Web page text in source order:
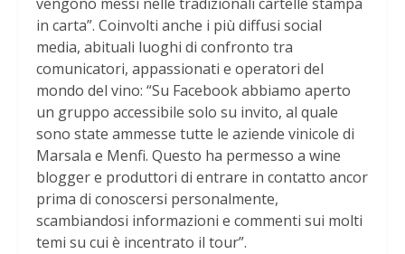
in carta”. Coinvolti anche i più diffusi social
media, abituali luoghi di confronto tra
comunicatori, appassionati e operatori del
mondo del vino: “Su Facebook abbiamo aperto
un gruppo accessibile solo su invito, al quale
sono state ammesse tutte le aziende vinicole di
Marsala e Menfi. Questo ha permesso a wine
blogger e produttori di entrare in contatto ancor
prima di conoscersi personalmente,
scambiandosi informazioni e commenti sui molti
temi su cui è incentrato il tour”.